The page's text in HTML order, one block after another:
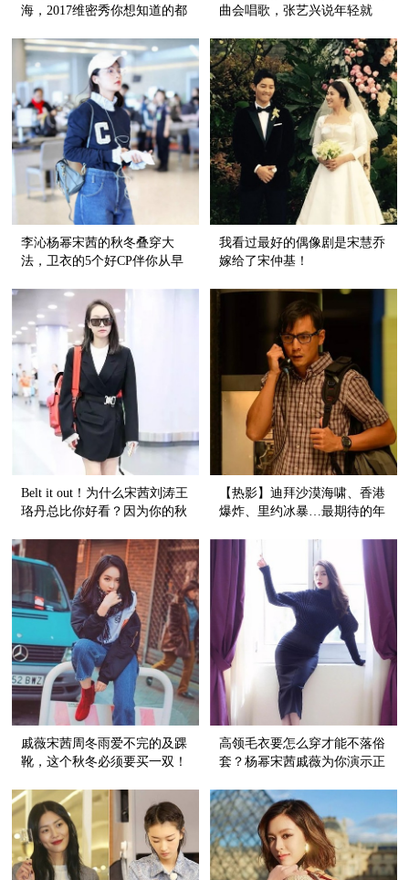
海，2017维密秀你想知道的都
曲会唱歌，张艺兴说年轻就
李沁杨幂宋茜的秋冬叠穿大
法，卫衣的5个好CP伴你从早
我看过最好的偶像剧是宋慧乔
嫁给了宋仲基！
Belt it out！为什么宋茜刘涛王
珞丹总比你好看？因为你的秋
【热影】迪拜沙漠海啸、香港
爆炸、里约冰暴…最期待的年
戚薇宋茜周冬雨爱不完的及踝
靴，这个秋冬必须要买一双！
高领毛衣要怎么穿才能不落俗
套？杨幂宋茜戚薇为你演示正